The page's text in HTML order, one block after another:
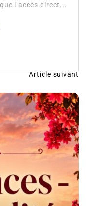
l’accès direct...
Article suivant